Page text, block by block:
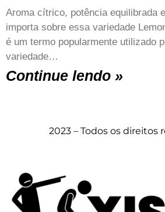
Aroma cítrico, potência equilibrada
importa sobre essa variedade
é um termo popularmente utilizado
variedade…
Continue lendo »
2023 – Todos os direitos